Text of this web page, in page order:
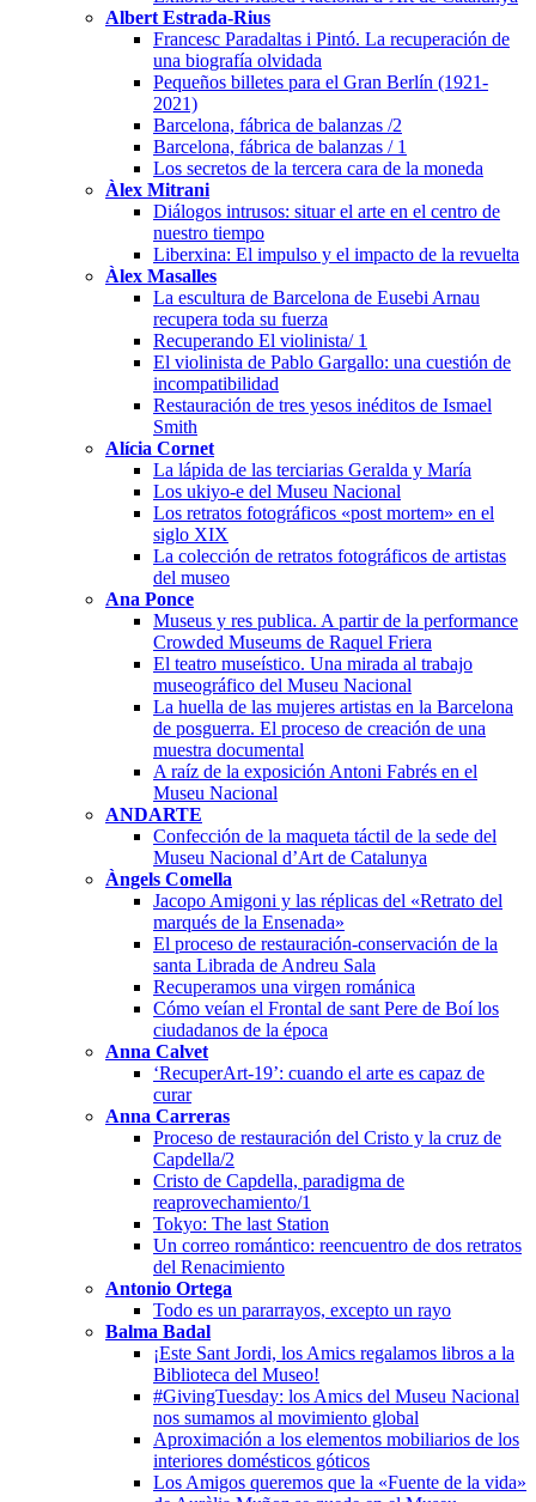
Albert Estrada-Rius
Francesc Paradaltas i Pintó. La recuperación de
una biografía olvidada
Pequeños billetes para el Gran Berlín (1921-
2021)
Barcelona, fábrica de balanzas /2
Barcelona, fábrica de balanzas / 1
Los secretos de la tercera cara de la moneda
Àlex Mitrani
Diálogos intrusos: situar el arte en el centro de
nuestro tiempo
Liberxina: El impulso y el impacto de la revuelta
Àlex Masalles
La escultura de Barcelona de Eusebi Arnau
recupera toda su fuerza
Recuperando El violinista/ 1
El violinista de Pablo Gargallo: una cuestión de
incompatibilidad
Restauración de tres yesos inéditos de Ismael
Smith
Alícia Cornet
La lápida de las terciarias Geralda y María
Los ukiyo-e del Museu Nacional
Los retratos fotográficos «post mortem» en el
siglo XIX
La colección de retratos fotográficos de artistas
del museo
Ana Ponce
Museus y res publica. A partir de la performance
Crowded Museums de Raquel Friera
El teatro museístico. Una mirada al trabajo
museográfico del Museu Nacional
La huella de las mujeres artistas en la Barcelona
de posguerra. El proceso de creación de una
muestra documental
A raíz de la exposición Antoni Fabrés en el
Museu Nacional
ANDARTE
Confección de la maqueta táctil de la sede del
Museu Nacional d’Art de Catalunya
Àngels Comella
Jacopo Amigoni y las réplicas del «Retrato del
marqués de la Ensenada»
El proceso de restauración-conservación de la
santa Librada de Andreu Sala
Recuperamos una virgen románica
Cómo veían el Frontal de sant Pere de Boí los
ciudadanos de la época
Anna Calvet
‘RecuperArt-19’: cuando el arte es capaz de
curar
Anna Carreras
Proceso de restauración del Cristo y la cruz de
Capdella/2
Cristo de Capdella, paradigma de
reaprovechamiento/1
Tokyo: The last Station
Un correo romántico: reencuentro de dos retratos
del Renacimiento
Antonio Ortega
Todo es un pararrayos, excepto un rayo
Balma Badal
¡Este Sant Jordi, los Amics regalamos libros a la
Biblioteca del Museo!
#GivingTuesday: los Amics del Museu Nacional
nos sumamos al movimiento global
Aproximación a los elementos mobiliarios de los
interiores domésticos góticos
Los Amigos queremos que la «Fuente de la vida»